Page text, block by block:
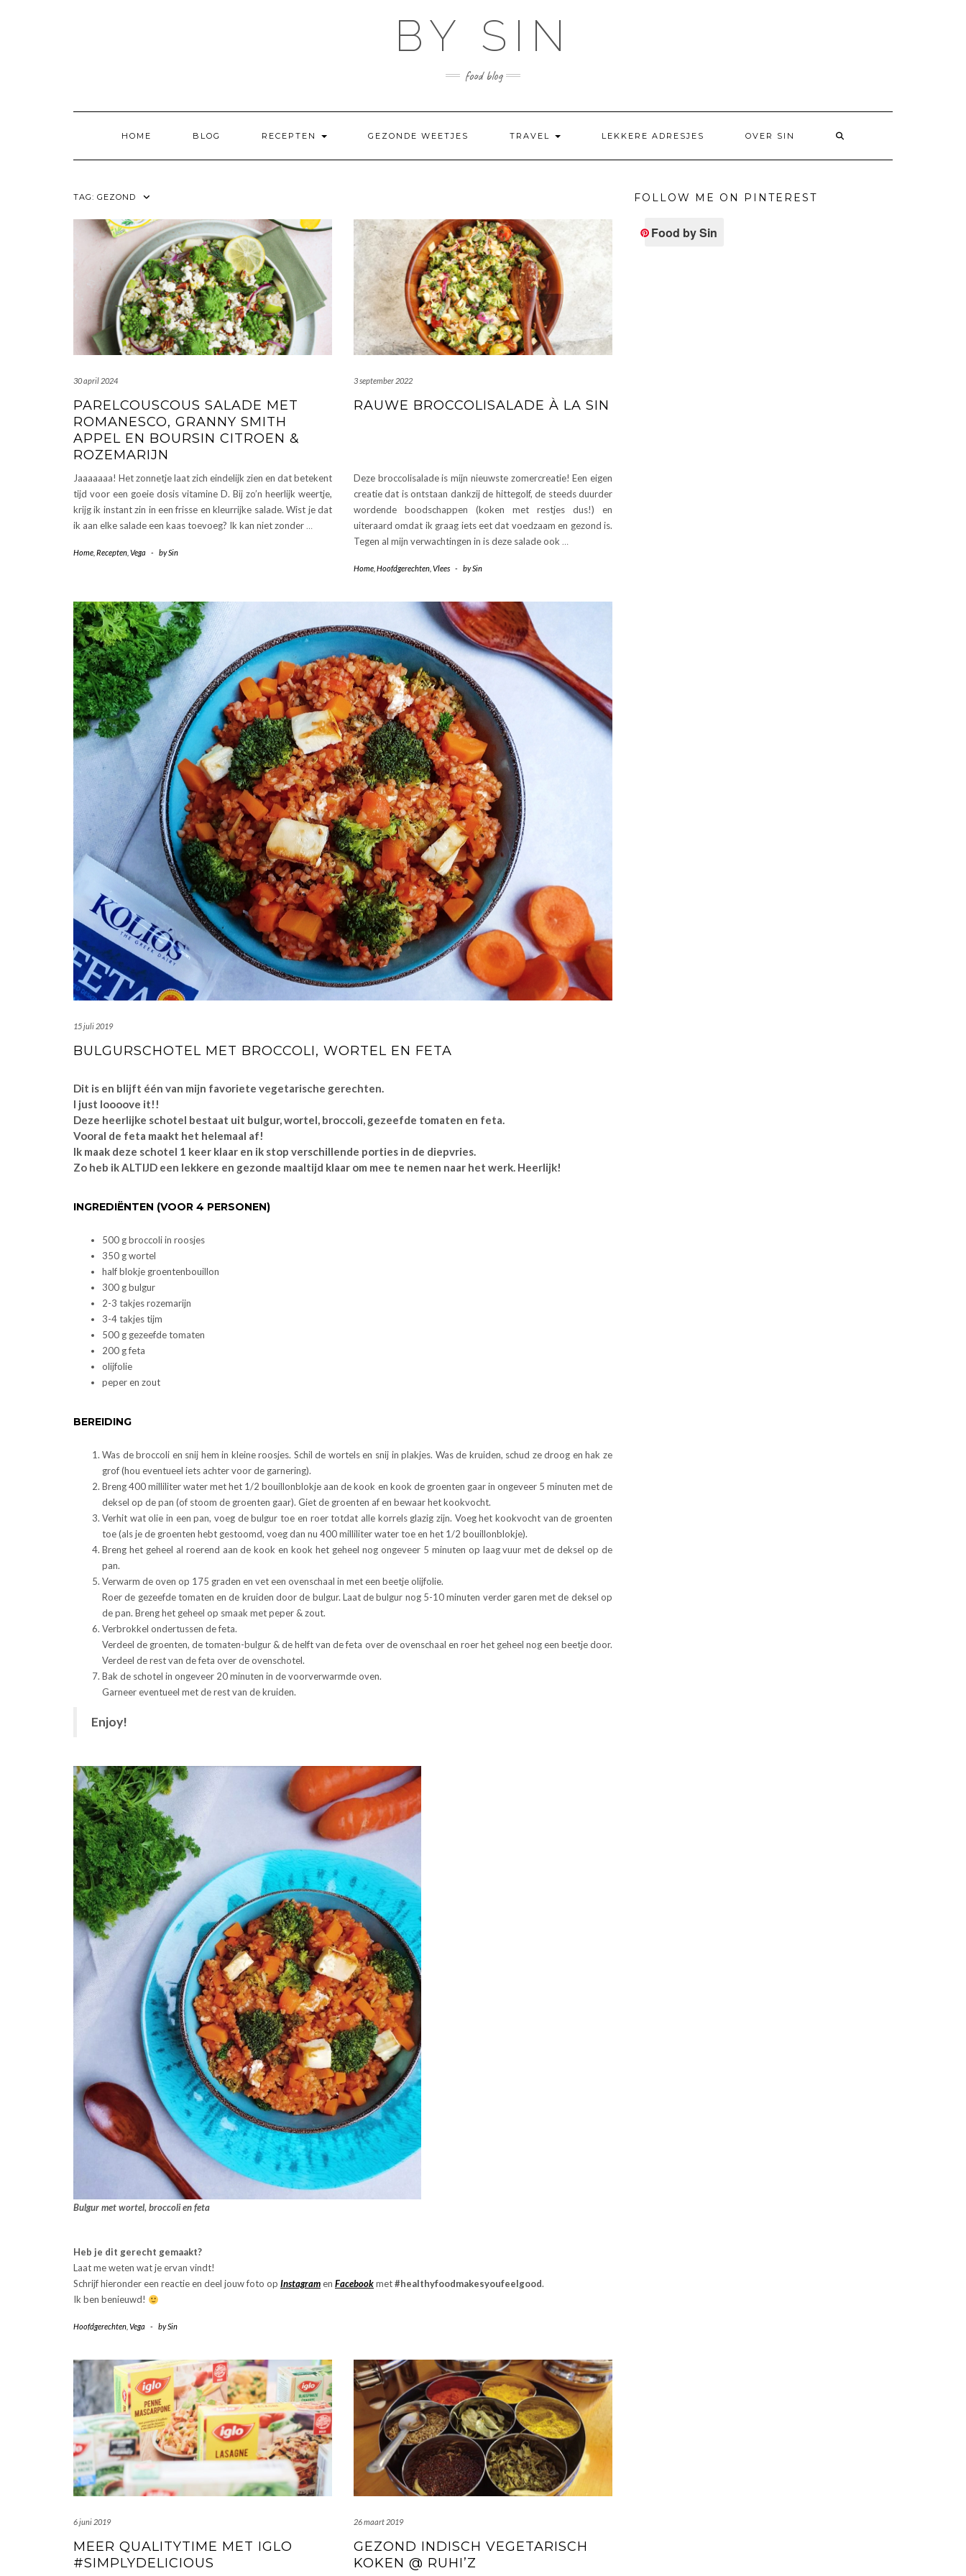
BY SIN
food blog
HOME BLOG RECEPTEN GEZONDE WEETJES TRAVEL LEKKERE ADRESJES OVER SIN
TAG: GEZOND
30 april 2024
PARELCOUSCOUS SALADE MET
ROMANESCO, GRANNY SMITH
APPEL EN BOURSIN CITROEN &
ROZEMARIJN
Jaaaaaaa! Het zonnetje laat zich eindelijk zien en dat betekent
tijd voor een goeie dosis vitamine D. Bij zo’n heerlijk weertje,
krijg ik instant zin in een frisse en kleurrijke salade. Wist je dat
ik aan elke salade een kaas toevoeg? Ik kan niet zonder…
Home Recepten Vega - bySin
3 september 2022
RAUWE BROCCOLISALADE À LA SIN
Deze broccolisalade is mijn nieuwste zomercreatie! Een eigen
creatie dat is ontstaan dankzij de hittegolf, de steeds duurder
wordende boodschappen (koken met restjes dus!) en
uiteraard omdat ik graag iets eet dat voedzaam en gezond is.
Tegen al mijn verwachtingen in is deze salade ook…
Home Hoofdgerechten Vlees - bySin
15 juli 2019
BULGURSCHOTEL MET BROCCOLI, WORTEL EN FETA
Dit is en blijft één van mijn favoriete vegetarische gerechten.
I just loooove it!!
Deze heerlijke schotel bestaat uit bulgur, wortel, broccoli, gezeefde tomaten en feta.
Vooral de feta maakt het helemaal af!
Ik maak deze schotel 1 keer klaar en ik stop verschillende porties in de diepvries.
Zo heb ik ALTIJD een lekkere en gezonde maaltijd klaar om mee te nemen naar het werk. Heerlijk!
INGREDIËNTEN (VOOR 4 PERSONEN)
500 g broccoli in roosjes
350 g wortel
half blokje groentenbouillon
300 g bulgur
2-3 takjes rozemarijn
3-4 takjes tijm
500 g gezeefde tomaten
200 g feta
olijfolie
peper en zout
BEREIDING
Was de broccoli en snij hem in kleine roosjes. Schil de wortels en snij in plakjes. Was de kruiden, schud ze droog en hak ze
grof (hou eventueel iets achter voor de garnering).
Breng 400 milliliter water met het 1/2 bouillonblokje aan de kook en kook de groenten gaar in ongeveer 5 minuten met de
deksel op de pan (of stoom de groenten gaar). Giet de groenten af en bewaar het kookvocht.
Verhit wat olie in een pan, voeg de bulgur toe en roer totdat alle korrels glazig zijn. Voeg het kookvocht van de groenten
toe (als je de groenten hebt gestoomd, voeg dan nu 400 milliliter water toe en het 1/2 bouillonblokje).
Breng het geheel al roerend aan de kook en kook het geheel nog ongeveer 5 minuten op laag vuur met de deksel op de
pan.
Verwarm de oven op 175 graden en vet een ovenschaal in met een beetje olijfolie.
Roer de gezeefde tomaten en de kruiden door de bulgur. Laat de bulgur nog 5-10 minuten verder garen met de deksel op
de pan. Breng het geheel op smaak met peper & zout.
Verbrokkel ondertussen de feta.
Verdeel de groenten, de tomaten-bulgur & de helft van de feta over de ovenschaal en roer het geheel nog een beetje door.
Verdeel de rest van de feta over de ovenschotel.
Bak de schotel in ongeveer 20 minuten in de voorverwarmde oven.
Garneer eventueel met de rest van de kruiden.
Enjoy!
Bulgur met wortel, broccoli en feta
Heb je dit gerecht gemaakt?
Laat me weten wat je ervan vindt!
Schrijf hieronder een reactie en deel jouw foto op Instagramen Facebookmet#healthyfoodmakesyoufeelgood.
Ik ben benieuwd!
Hoofdgerechten Vega - bySin
6 juni 2019
MEER QUALITYTIME MET IGLO
#SIMPLYDELICIOUS
26 maart 2019
GEZOND INDISCH VEGETARISCH
KOKEN @ RUHI’Z
FOLLOW ME ON PINTEREST
Food by Sin